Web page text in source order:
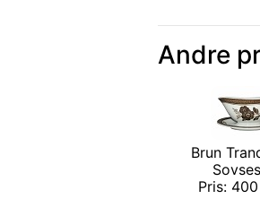
Andre
Brun
Pris: